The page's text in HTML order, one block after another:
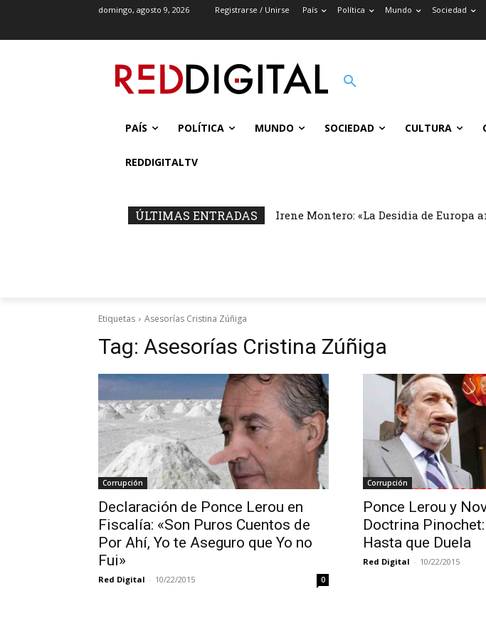
domingo, agosto 9, 2026 Registrarse / Unirse País Política Mundo Sociedad
PAÍS POLÍTICA MUNDO SOCIEDAD CULTURA
REDDIGITALTV
ÚLTIMAS ENTRADAS Irene Montero: «La Desidia de Europa
Etiquetas Asesorías Cristina Zúñiga
Tag: Asesorías Cristina Zúñiga
Corrupción
Declaración de Ponce Lerou en
Fiscalía: «Son Puros Cuentos de
Por Ahí, Yo te Aseguro que Yo no
Fui»
Red Digital - 10/22/2015 0
Corrupción
Ponce Lerou y
Doctrina
Hasta que Duela
Red Digital - 10/22/2015